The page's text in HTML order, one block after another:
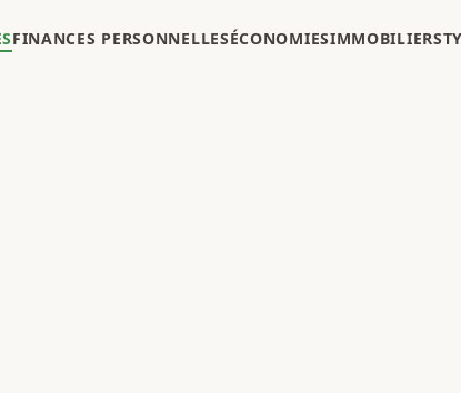
FINANCES PERSONNELLESÉCONOMIESIMMOBILIER